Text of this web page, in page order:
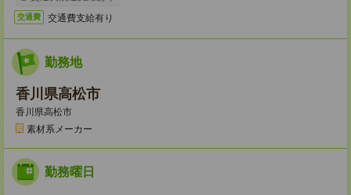
交通費 交通費支給有り
勤務地
香川県高松市
香川県高松市
素材系メーカー
勤務曜日